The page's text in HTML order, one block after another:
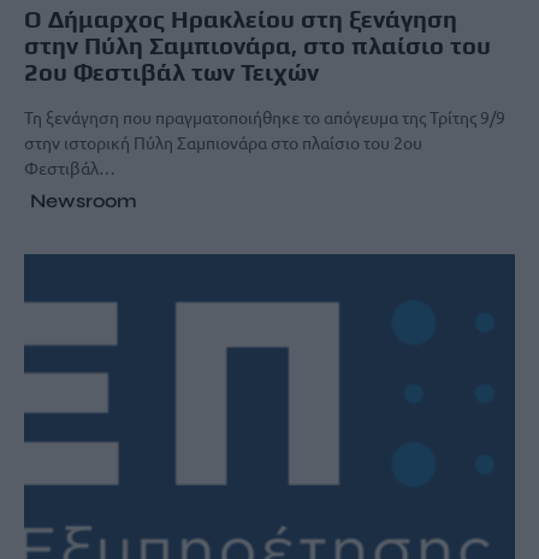
Ο Δήμαρχος Ηρακλείου στη ξενάγηση
στην Πύλη Σαμπιονάρα, στο πλαίσιο του
2ου Φεστιβάλ των Τειχών
Τη ξενάγηση που πραγματοποιήθηκε το απόγευμα της Τρίτης 9/9
στην ιστορική Πύλη Σαμπιονάρα στο πλαίσιο του 2ου
Φεστιβάλ…
Newsroom